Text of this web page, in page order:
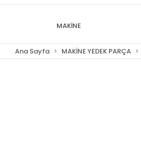
MAKİNE
Ana Sayfa MAKİNE YEDEK PARÇA